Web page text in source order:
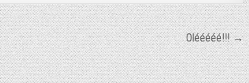
Olééééé!!! →